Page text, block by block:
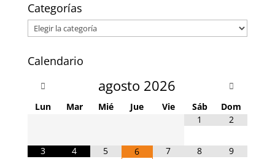
Categorías
Categorías
Calendario
agosto 2026
Lun Mar Mié Jue Vie Sáb
Dom
1
2
3 4 5 6 7 8 9